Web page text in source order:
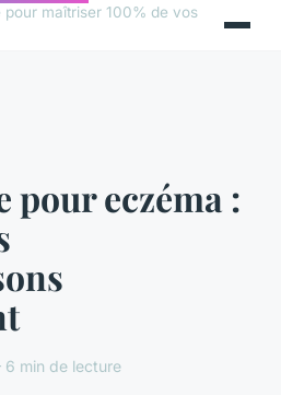
pour maîtriser 100% de vos
pour eczéma :
min de lecture